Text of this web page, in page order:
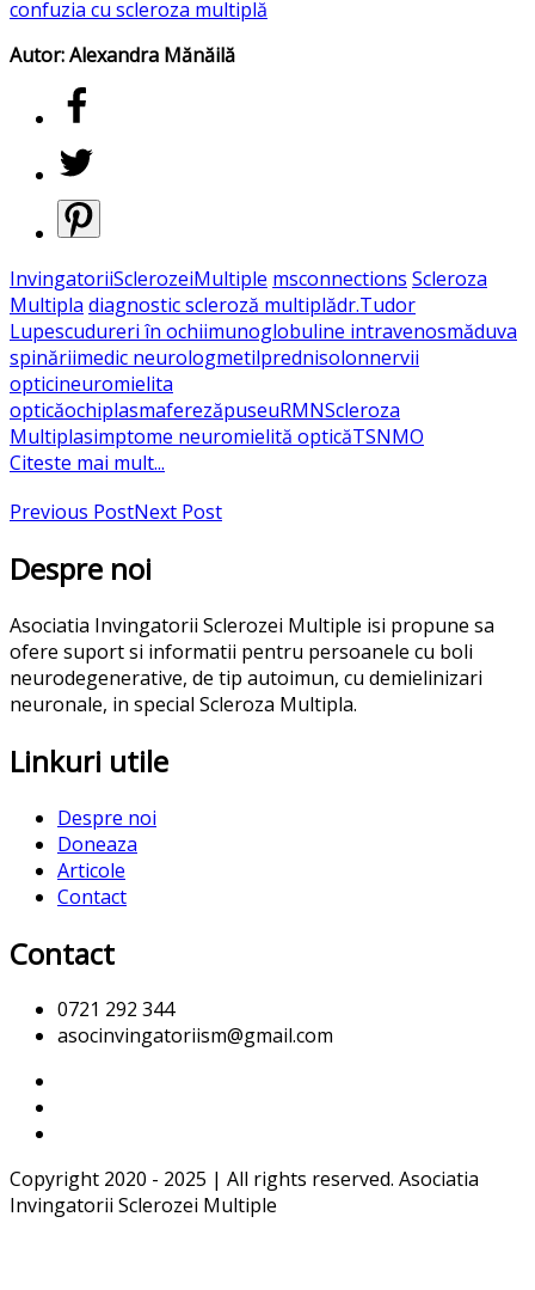
confuzia cu scleroza multiplă
Autor: Alexandra Mănăilă
InvingatoriiSclerozeiMultiple msconnections Scleroza
Multipla diagnostic scleroză multiplădr.Tudor
Lupescudureri în ochiimunoglobuline intravenosmăduva
spinăriimedic neurologmetilprednisolonnervii
opticineuromielita
opticăochiplasmaferezăpuseuRMNScleroza
Multiplasimptome neuromielită opticăTSNMO
Citeste mai mult...
Previous PostNext Post
Despre noi
Asociatia Invingatorii Sclerozei Multiple isi propune sa
ofere suport si informatii pentru persoanele cu boli
neurodegenerative, de tip autoimun, cu demielinizari
neuronale, in special Scleroza Multipla.
Linkuri utile
Despre noi
Doneaza
Articole
Contact
Contact
0721 292 344
asocinvingatoriism@gmail.com
Copyright 2020 - 2025 | All rights reserved. Asociatia
Invingatorii Sclerozei Multiple